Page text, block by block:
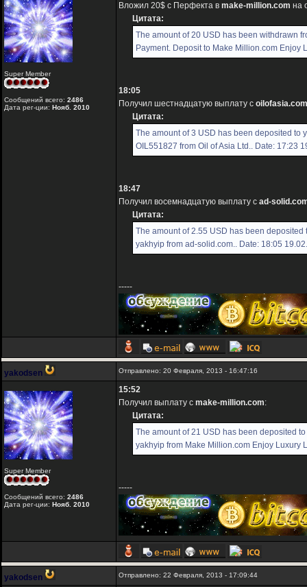
Super Member
Сообщений всего: 2486
Дата рег-ции: Нояб. 2010
Вложил 20$ с Перфекта в make-million.com на
Цитата:
The amount of 20 USD has been withdrawn
Payment. Deposit to Make Million.com Enjoy
18:05
Получил шестнадцатую выплату с oilofasia.com
Цитата:
The amount of 3 USD has been deposited to
OIL551827 from Oil of Asia Ltd.. Date: 17:23
18:47
Получил восемнадцатую выплату с ad-
Цитата:
The amount of 2.55 USD has been
yakhyip from ad-solid.com.. Date: 18:05
-----
yakodsen Отправлено: 20 Февраля, 2013 - 16:47:16
Super Member
Сообщений всего: 2486
Дата рег-ции: Нояб. 2010
15:52
Получил выплату с make-million.com:
Цитата:
The amount of 21 USD has been deposited
yakhyip from Make Million.com Enjoy Luxury
-----
yakodsen Отправлено: 22 Февраля, 2013 - 17:09:44